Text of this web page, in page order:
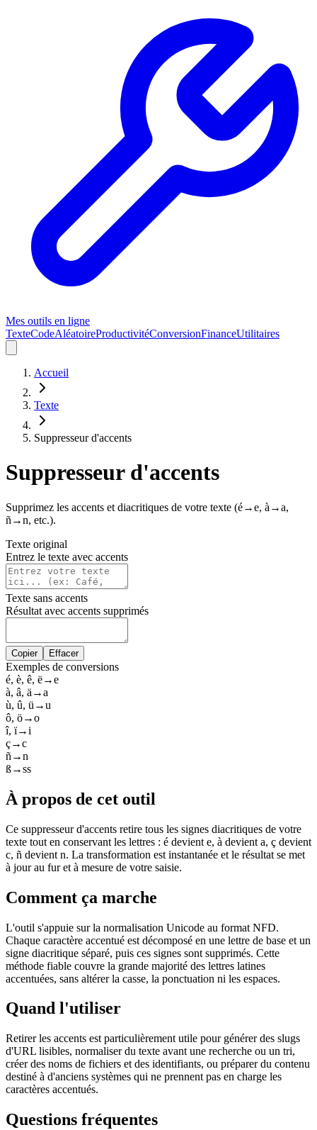
Mes outils en ligne
TexteCodeAléatoireProductivitéConversionFinanceUtilitaires
Accueil
Texte
Suppresseur d'accents
Suppresseur d'accents
Supprimez les accents et diacritiques de votre texte (é→e, à→a,
ñ→n, etc.).
Texte original
Entrez le texte avec accents
Texte sans accents
Résultat avec accents supprimés
Copier Effacer
Exemples de conversions
é, è, ê, ë→e
à, â, ä →a
ù, û, ü →u
ô, ö→o
î, ï→i
ç→c
ñ →n
ß→ss
À propos de cet outil
Ce suppresseur d'accents retire tous les signes diacritiques de votre
texte tout en conservant les lettres : é devient e, à devient a, ç devient
c, ñ devient n. La transformation est instantanée et le résultat se met
à jour au fur et à mesure de votre saisie.
Comment ça marche
L'outil s'appuie sur la normalisation Unicode au format NFD.
Chaque caractère accentué est décomposé en une lettre de base et un
signe diacritique séparé, puis ces signes sont supprimés. Cette
méthode fiable couvre la grande majorité des lettres latines
accentuées, sans altérer la casse, la ponctuation ni les espaces.
Quand l'utiliser
Retirer les accents est particulièrement utile pour générer des slugs
d'URL lisibles, normaliser du texte avant une recherche ou un tri,
créer des noms de fichiers et des identifiants, ou préparer du contenu
destiné à d'anciens systèmes qui ne prennent pas en charge les
caractères accentués.
Questions fréquentes